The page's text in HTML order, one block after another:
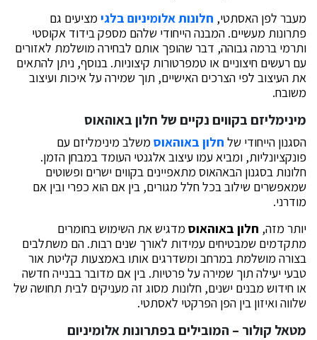
מעבר לפן האסתטי, חלונות אלומיניום בלגי מציעים גם
פתרונות מעשיים. המבנה הייחודי שלהם מספק בידוד אקוסטי
ותרמי ברמה גבוהה, דבר שהופך אותם לבחירה מושלמת לאזורים
עם רעשים חיצוניים או טמפרטורות קיצוניות. בנוסף, ניתן להתאים
את העיצוב לפי הצרכים האישיים, תוך שמירה על איכות ועיצוב
משובח.
מינימליזם בקווים נקיים של חלון באוהאוס
הסגנון הייחודי של חלון באוהאוס משלב מינימליזם עם
פונקציונליות, ומביא עמו עיצוב אלגנטי העומד במבחן הזמן.
חלונות בסגנון הבאהאוס מתאפיינים בקווים ישרים ופשוטים
שמאפשרים שילוב בכל חלל מגורים, בין אם הוא כפרי ובין אם
מודרני.
יותר מזה, חלון באוהאוס מדגיש את השימוש בחומרים
מתקדמים שמבטיחים עמידות לאורך שנים רבות. הם משתלבים
בצורה מושלמת במרחב ומשדרגים אותו באמצעות קליטת אור
טבעי יעילה תוך שמירה על פרטיות. בין אם מדובר בבנייה חדשה
או חידוש מבנים ישנים, חלונות מסוג זה מעניקים לבית תחושה של
שלווה ואיזון בין הפן הפרקטי לאסתטי.
מטאל קולור – המובילים בפתרונות אלומיניום